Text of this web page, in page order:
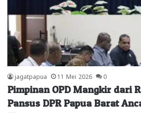
jagatpapua 11 Mei 2026 0
Pimpinan OPD Mangkir dari
Pansus DPR Papua Barat